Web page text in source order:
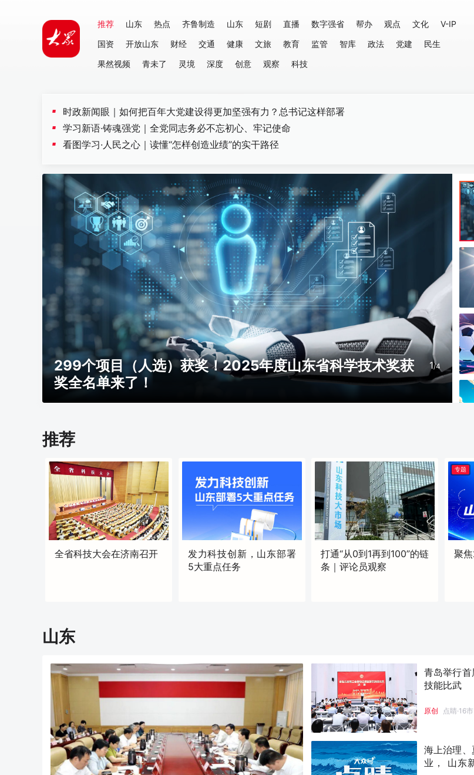
推荐 山东 热点 齐鲁制造 山东 短剧 直播 数字强省 帮办 观点 文化
V-IP
国资
开放山东 财经 交通 健康 文旅 教育 监管 智库 政法 党建
民生
果然视频
青未了 灵境 深度 创意 观察 科技
时政新闻眼｜如何把百年大党建设得更加坚强有力？总书记这样部署
学习新语·铸魂强党｜全党同志务必不忘初心、牢记使命
看图学习·人民之心｜读懂“怎样创造业绩”的实干路径
明日高温持续，山东桑拿天何时退？ 2/4
推荐
全省科技大会在济南召开
发力科技创新，山东部署
5大重点任务
打通“从0到1再到100”的链
条｜评论员观察
专题
聚
山东
青岛举行
技能比武
原创 点睛·16市
海上治理
业， 山东